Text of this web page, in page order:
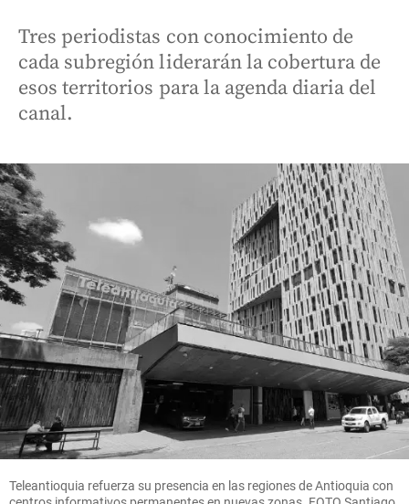
Tres periodistas con conocimiento de
cada subregión liderarán la cobertura de
esos territorios para la agenda diaria del
canal.
Teleantioquia refuerza su presencia en las regiones de Antioquia con